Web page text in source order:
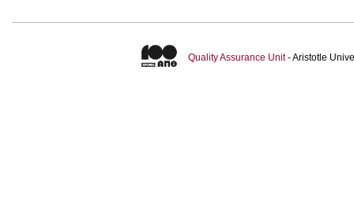
Quality Assurance Unit- Aristotle